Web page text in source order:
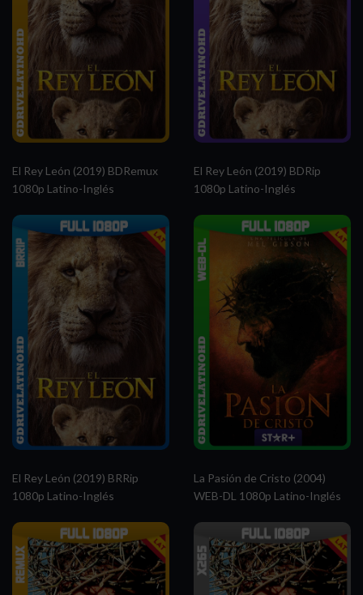
El Rey León (2019) BDRemux
1080p Latino-Inglés
El Rey León (2019) BDRip
1080p Latino-Inglés
El Rey León (2019) BRRip
1080p Latino-Inglés
La Pasión de Cristo (2004)
WEB-DL 1080p Latino-Inglés